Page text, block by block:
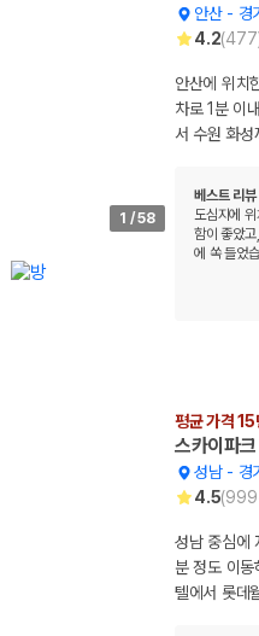
1 /58
안산- 경
4.2(477
안산에 위치
차로 1분 이
서 수원 화
베스트 리뷰
도심지에
함이 좋았
에 쏙 들었
평균 가격 15
스카이파
성남- 경
4.5(
성남 중심에
분 정도 이
텔에서 롯데